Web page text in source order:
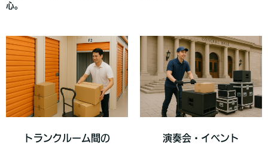
心。
トランクルーム間の
演奏会・イベント